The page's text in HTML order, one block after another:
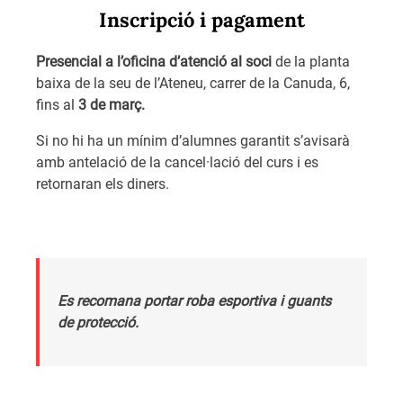
Inscripció i pagament
Presencial a l’oficina d’atenció al soci de la planta
baixa de la seu de l’Ateneu, carrer de la Canuda, 6,
fins al 3 de març.
Si no hi ha un mínim d’alumnes garantit s’avisarà
amb antelació de la cancel·lació del curs i es
retornaran els diners.
Es recomana portar roba esportiva i guants
de protecció.